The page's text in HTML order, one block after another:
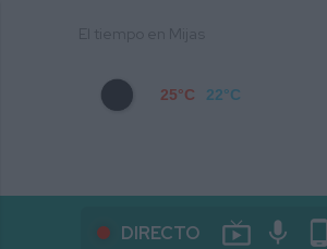
25°C 22°C
DIRECTO live_tv mic phone_android